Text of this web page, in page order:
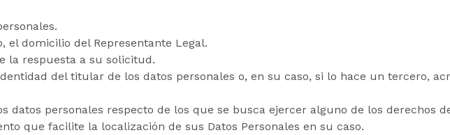
el domicilio del Representante Legal.
la respuesta a su solicitud.
del titular de los datos personales o, en su caso, si lo hace un tercero,
datos personales respecto de los que se busca ejercer alguno de los derechos de
que facilite la localización de sus Datos Personales en su caso.